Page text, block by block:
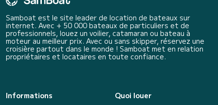
Samboat est le site leader de location de bateaux sur
internet. Avec + 50 000 bateaux de particuliers et de
professionnels, louez un voilier, catamaran ou bateau à
moteur au meilleur prix. Avec ou sans skipper, réservez une
croisière partout dans le monde ! Samboat met en relation
propriétaires et locataires en toute confiance.
Informations
Quoi louer